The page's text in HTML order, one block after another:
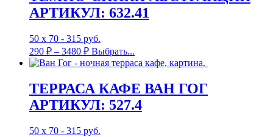
АРТИКУЛ: 632.41
50 х 70 - 315 руб.
290 ₽ – 3480 ₽ Выбрать...
ТЕРРАСА КАФЕ ВАН ГОГ
АРТИКУЛ: 527.4
50 х 70 - 315 руб.